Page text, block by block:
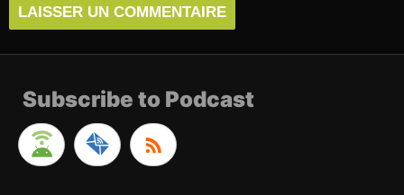
Subscribe to Podcast